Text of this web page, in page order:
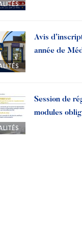
Avis
année de
Session de
modules